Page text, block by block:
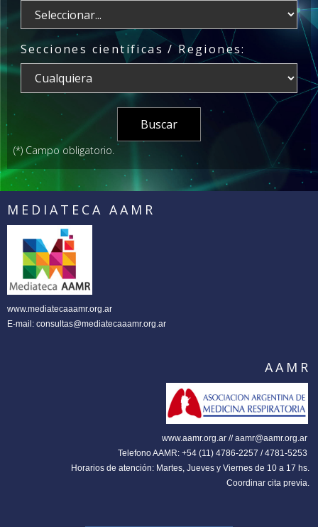
Secciones científicas / Regiones:
(*) Campo obligatorio.
MEDIATECA AAMR
www.mediatecaaamr.org.ar
E-mail: consultas@mediatecaaamr.org.ar
AAMR
www.aamr.org.ar // aamr@aamr.org.ar
Telefono AAMR: +54 (11) 4786-2257 / 4781-5253
Horarios de atención: Martes, Jueves y Viernes de 10 a 17 hs.
Coordinar cita previa.